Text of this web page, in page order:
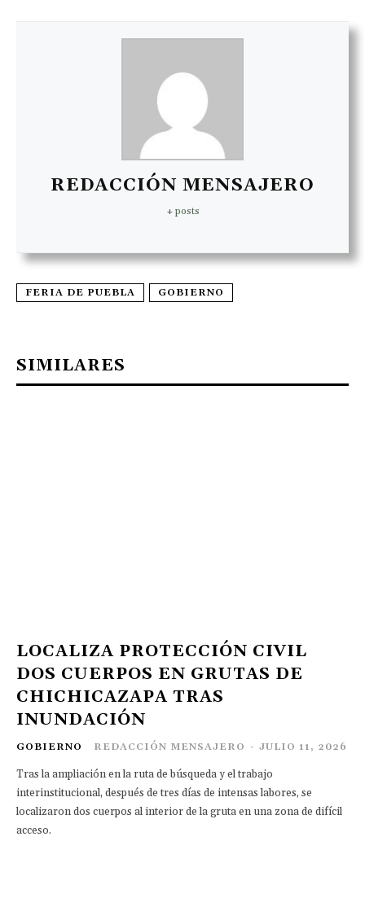
REDACCIÓN MENSAJERO
+ posts
FERIA DE PUEBLA GOBIERNO
SIMILARES
LOCALIZA PROTECCIÓN CIVIL
DOS CUERPOS EN GRUTAS DE
CHICHICAZAPA TRAS
INUNDACIÓN
GOBIERNO REDACCIÓN MENSAJERO - JULIO 11, 2026
Tras la ampliación en la ruta de búsqueda y el trabajo
interinstitucional, después de tres días de intensas labores, se
localizaron dos cuerpos al interior de la gruta en una zona de difícil
acceso.